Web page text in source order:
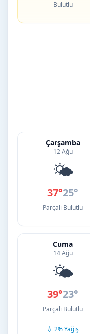
Bulutlu
Çarşamba
12 Ağu
🌤️
37°25°
Parçalı Bulutlu
Cuma
14 Ağu
🌤️
39°23°
Parçalı Bulutlu
💧 2% Yağış